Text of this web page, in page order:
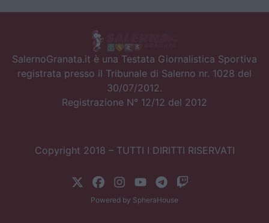
SalernoGranata.it è una Testata Giornalistica Sportiva
registrata presso il Tribunale di Salerno nr. 1028 del
30/07/2012.
Registrazione N° 12/12 del 2012
Copyright 2018 – TUTTI I DIRITTI RISERVATI
Powered by SpheraHouse